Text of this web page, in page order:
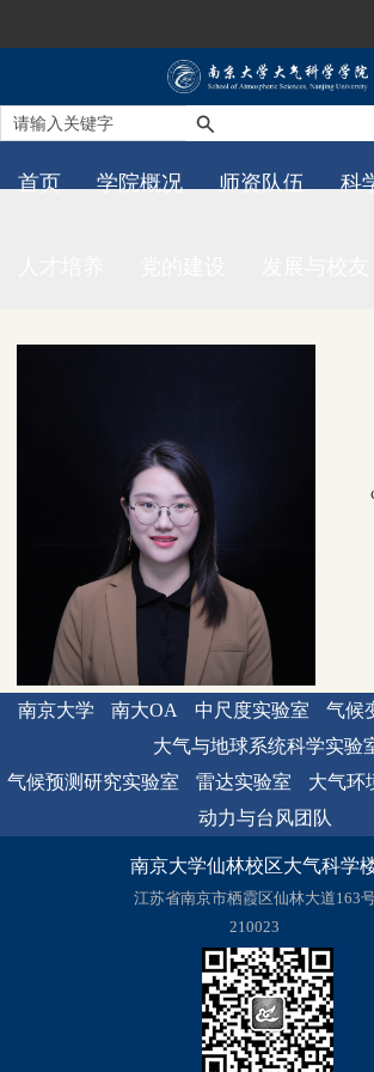
首页 学院概况 师资队伍 科
南京大学 南大OA 中尺度实验室
气候
大气与地球系统科学实验
气候预测研究实验室
雷达实验室 大气环
动力与台风团队
南京大学仙林校区大气科学
江苏省南京市栖霞区仙林大道163
210023